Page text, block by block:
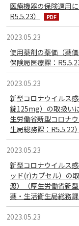
医療機器の保険適用
R5.5.23）
2023.05.23
使用薬剤の薬価（薬
保険局医療課：R5.5.23
2023.05.23
新型コロナウイルス
錠125mg）の取扱い
生労働省新型コロナ
生局総務課：R5.5.22）
2023.05.23
新型コロナウイルス
ッド(r)カプセル）の
渡）（厚生労働省新
薬・生活衛生局総務課
2023.05.23